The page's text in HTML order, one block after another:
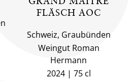
FLÄSCH AOC
Schweiz, Graubünden
Weingut Roman
Hermann
2024
75 cl